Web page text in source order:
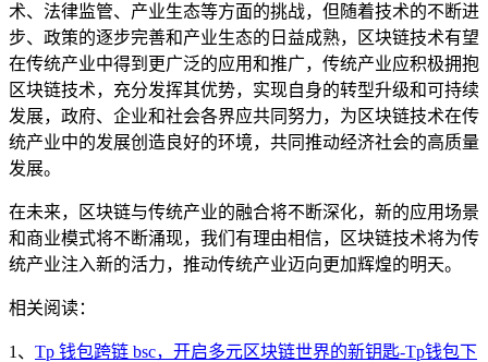
术、法律监管、产业生态等方面的挑战，但随着技术的不断进
步、政策的逐步完善和产业生态的日益成熟，区块链技术有望
在传统产业中得到更广泛的应用和推广，传统产业应积极拥抱
区块链技术，充分发挥其优势，实现自身的转型升级和可持续
发展，政府、企业和社会各界应共同努力，为区块链技术在传
统产业中的发展创造良好的环境，共同推动经济社会的高质量
发展。
在未来，区块链与传统产业的融合将不断深化，新的应用场景
和商业模式将不断涌现，我们有理由相信，区块链技术将为传
统产业注入新的活力，推动传统产业迈向更加辉煌的明天。
相关阅读：
1、 Tp 钱包跨链 bsc，开启多元区块链世界的新钥匙-Tp钱包下